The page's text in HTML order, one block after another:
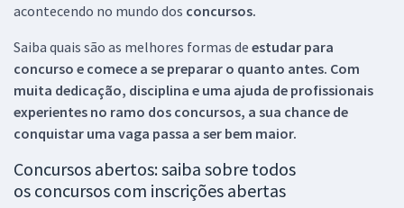
acontecendo no mundo dos concursos.
Saiba quais são as melhores formas de estudar para
concurso e comece a se preparar o quanto antes. Com
muita dedicação, disciplina e uma ajuda de profissionais
experientes no ramo dos concursos, a sua chance de
conquistar uma vaga passa a ser bem maior.
Concursos abertos: saiba sobre todos
os concursos com inscrições abertas